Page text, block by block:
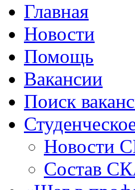
Главная
Новости
Помощь
Вакансии
Поиск
Новости
Состав